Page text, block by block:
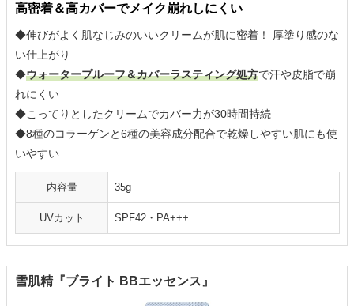
高密着＆高カバーでメイク崩れしにくい
◆伸びがよく肌なじみのいいクリームが肌に密着！ 厚塗り感のな
い仕上がり
◆ウォータープルーフ＆カバーラスティング処方で汗や皮脂で崩
れにくい
◆こってりとしたクリームでカバー力が30時間持続
◆8種のコラーゲンと6種の美容成分配合で乾燥しやすい肌にも使
いやすい
内容量 35g
UVカット SPF42・PA+++
雪肌精『ブライト BBエッセンス』